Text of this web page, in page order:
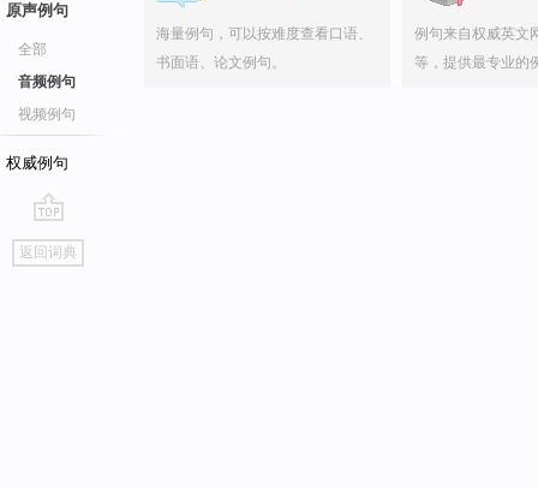
原声例句
全部
音频例句
视频例句
权威例句
go
top
返回词典
海量例句，可以按难度查看口语、
书面语、论文例句。
例句来自权威英文
等，提供最专业的